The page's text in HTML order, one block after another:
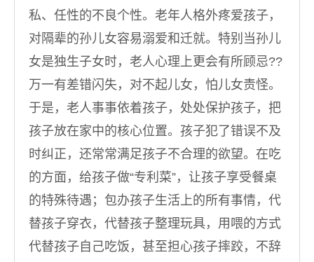
私、任性的不良个性。老年人格外疼爱孩子，
对隔辈的孙儿女容易溺爱和迁就。特别当孙儿
女是独生子女时，老人心理上更会有所顾忌??
万一有差错闪失，对不起儿女，怕儿女责怪。
于是，老人事事依着孩子，处处保护孩子，把
孩子放在家中的核心位置。孩子犯了错误不及
时纠正，还常常满足孩子不合理的欲望。在吃
的方面，给孩子做“专利菜”，让孩子享受餐桌
的特殊待遇；包办孩子生活上的所有事情，代
替孩子穿衣，代替孩子整理玩具，用喂的方式
代替孩子自己吃饭，甚至担心孩子摔跤，不辞